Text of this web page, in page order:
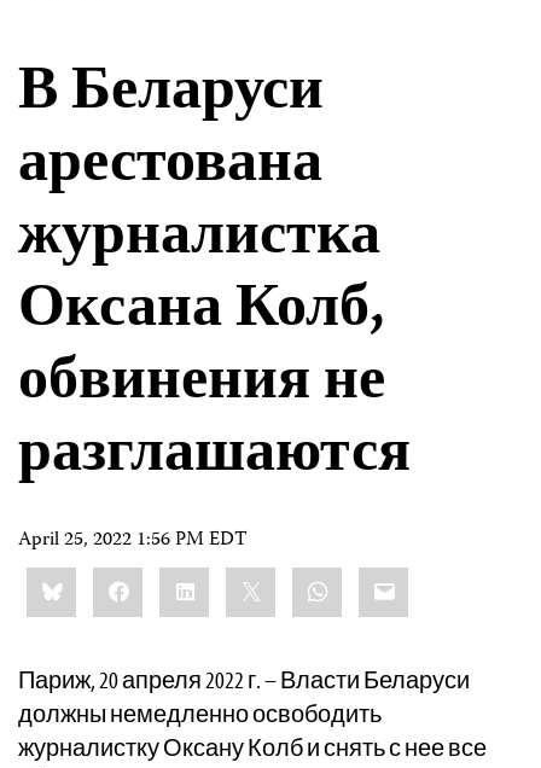
В Беларуси
арестована
журналистка
Оксана Колб,
обвинения не
разглашаются
April 25, 2022 1:56 PM EDT
Share
this:BlueskyFacebookLinkedIn WhatsApp
Email
Париж, 20 апреля 2022 г. – Власти Беларуси
должны немедленно освободить
журналистку Оксану Колб и снять с нее все